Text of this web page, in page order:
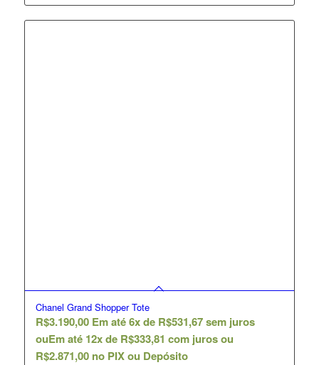
Chanel Grand Shopper Tote
R$3.190,00 Em até 6x de R$531,67sem juros
ouEm até 12x de R$333,81 com juros ou
R$2.871,00 no PIX ou Depósito